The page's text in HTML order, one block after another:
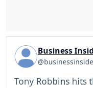
Business
Tony Robbins hits